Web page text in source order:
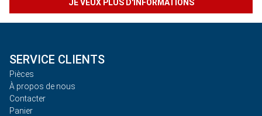
JE VEUX PLUS D'INFORMATIONS
SERVICE CLIENTS
Pièces
À propos de nous
Contacter
Panier